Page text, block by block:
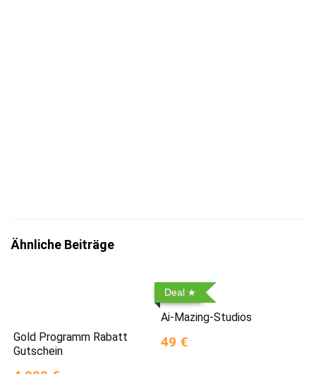
Ähnliche Beiträge
Gold Programm Rabatt
Gutschein
Deal
Ai-Mazing-Studios
49 €